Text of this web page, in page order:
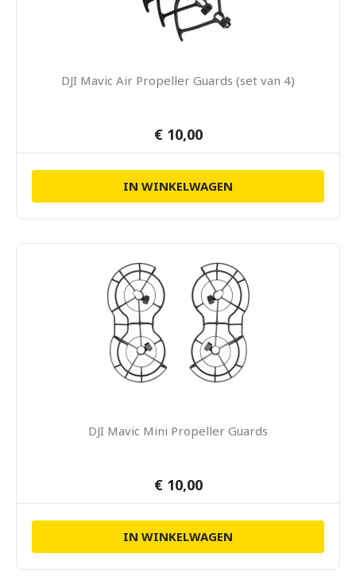
DJI Mavic Air Propeller Guards (set van 4)
€ 10,00
IN WINKELWAGEN
DJI Mavic Mini Propeller Guards
€ 10,00
IN WINKELWAGEN